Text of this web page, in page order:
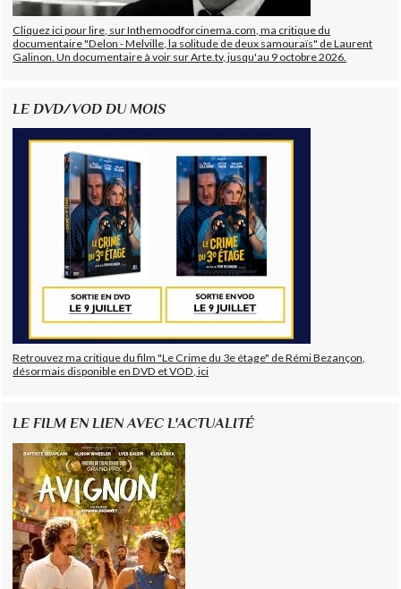
Cliquez ici pour lire, sur Inthemoodforcinema.com, ma critique du
documentaire "Delon - Melville, la solitude de deux samouraïs" de Laurent
Galinon. Un documentaire à voir sur Arte.tv, jusqu'au 9 octobre 2026.
LE DVD/VOD DU MOIS
Retrouvez ma critique du film "Le Crime du 3e étage" de Rémi Bezançon,
désormais disponible en DVD et VOD, ici
LE FILM EN LIEN AVEC L'ACTUALITÉ